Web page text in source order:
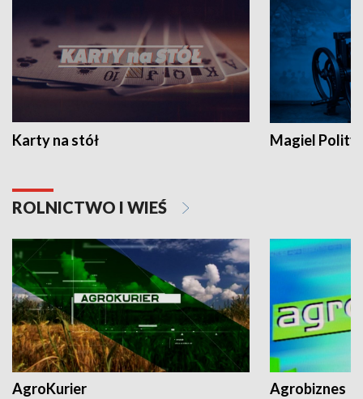
Karty na stół Magiel
ROLNICTWO I WIEŚ
AgroKurier Agrobiznes